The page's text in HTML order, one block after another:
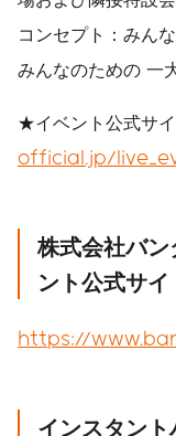
コンセプト：みん
みんなのための 一
★イベント公式サイ
official.jp/
株式会社バン
ント公式サイ
https://
インスタン